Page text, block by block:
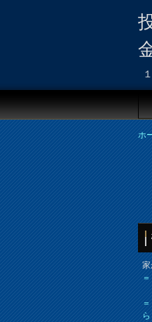
ホ
＝
ら